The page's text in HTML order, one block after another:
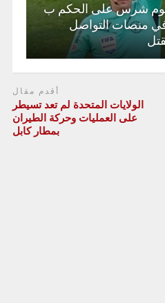
هجوم شرس على الحكم ب
في منصات التواصل
أقدم مقال
الولايات المتحدة لم تعد تسيطر
على العمليات وحركة الطيران
بمطار كابل